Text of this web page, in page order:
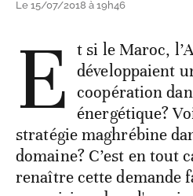
Le 15/07/2018 à 19h46
E t si le Maroc,
développaient
coopération
énergétique?
stratégie maghrébine
domaine? C’est en tout
renaître cette demande